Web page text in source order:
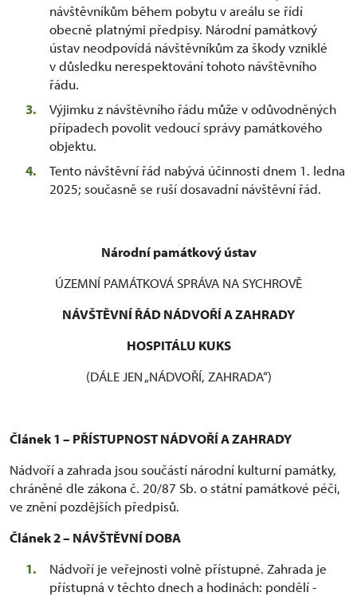
návštěvníkům během pobytu v areálu se řídí
obecně platnými předpisy. Národní památkový
ústav neodpovídá návštěvníkům za škody vzniklé
v důsledku nerespektování tohoto návštěvního
řádu.
Výjimku z návštěvního řádu může v odůvodněných
případech povolit vedoucí správy památkového
objektu.
Tento návštěvní řád nabývá účinnosti dnem 1. ledna
2025; současně se ruší dosavadní návštěvní řád.
Národní památkový ústav
ÚZEMNÍ PAMÁTKOVÁ SPRÁVA NA SYCHROVĚ
NÁVŠTĚVNÍ ŘÁD NÁDVOŘÍ A ZAHRADY
HOSPITÁLU KUKS
(DÁLE JEN „NÁDVOŘÍ, ZAHRADA“)
Článek 1 – PŘÍSTUPNOST NÁDVOŘÍ A ZAHRADY
Nádvoří a zahrada jsou součástí národní kulturní památky,
chráněné dle zákona č. 20/87 Sb. o státní památkové péči,
ve znění pozdějších předpisů.
Článek 2 – NÁVŠTĚVNÍ DOBA
Nádvoří je veřejnosti volně přístupné. Zahrada je
přístupná v těchto dnech a hodinách: pondělí -